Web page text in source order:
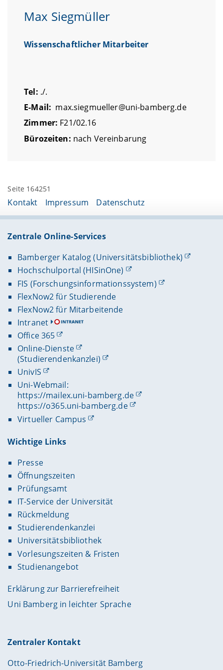
Max Siegmüller
Wissenschaftlicher Mitarbeiter
Tel: ./.
E-Mail: max.siegmueller@uni-bamberg.de
Zimmer: F21/02.16
Bürozeiten: nach Vereinbarung
Seite 164251
Kontakt Impressum Datenschutz
Zentrale Online-Services
Bamberger Katalog (Universitätsbibliothek)
Hochschulportal (HISinOne)
FIS (Forschungsinformationssystem)
FlexNow2 für Studierende
FlexNow2 für Mitarbeitende
Intranet
Office 365
Online-Dienste
(Studierendenkanzlei)
UnivIS
Uni-Webmail:
https://mailex.uni-bamberg.de
https://o365.uni-bamberg.de
Virtueller Campus
Wichtige Links
Presse
Öffnungszeiten
Prüfungsamt
IT-Service der Universität
Rückmeldung
Studierendenkanzlei
Universitätsbibliothek
Vorlesungszeiten & Fristen
Studienangebot
Erklärung zur Barrierefreiheit
Uni Bamberg in leichter Sprache
Zentraler Kontakt
Otto-Friedrich-Universität Bamberg